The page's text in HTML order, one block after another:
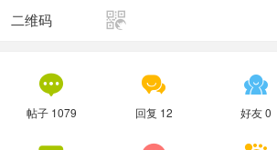

二维码

帖子 1079

回复 12

好友 0